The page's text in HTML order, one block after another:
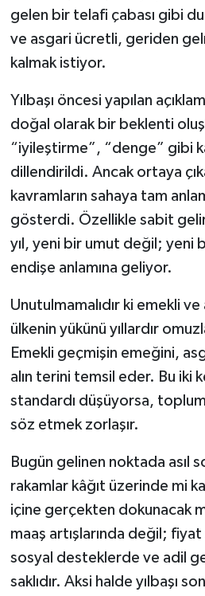
gelen bir telafi çabası gibi
ve asgari ücretli, geriden
kalmak istiyor.
Yılbaşı öncesi yapılan
doğal olarak bir beklenti
“iyileştirme”, “denge” gibi
dillendirildi. Ancak ortaya
kavramların sahaya tam
gösterdi. Özellikle sabit
yıl, yeni bir umut değil; yeni
endişe anlamına geliyor.
Unutulmamalıdır ki emekli
ülkenin yükünü yıllardır
Emekli geçmişin emeğini,
alın terini temsil eder. Bu iki
standardı düşüyorsa,
söz etmek zorlaşır.
Bugün gelinen noktada asıl
rakamlar kâğıt üzerinde mi
içine gerçekten dokunacak
maaş artışlarında değil;
sosyal desteklerde ve adil
saklıdır. Aksi halde yılbaşı
Yeme-İçme